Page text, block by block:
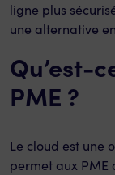
ligne plus
une alternative
Qu’est-
PME ?
Le cloud est une
permet aux PME